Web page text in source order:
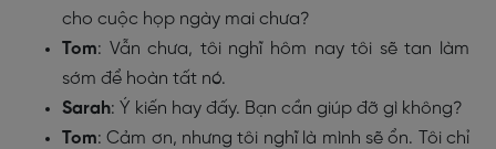
cho cuộc họp ngày mai chưa?
Tom: Vẫn chưa, tôi nghĩ hôm nay tôi sẽ tan làm
sớm để hoàn tất nó.
Sarah: Ý kiến hay đấy. Bạn cần giúp đỡ gì không?
Tom: Cảm ơn, nhưng tôi nghĩ là mình sẽ ổn. Tôi chỉ